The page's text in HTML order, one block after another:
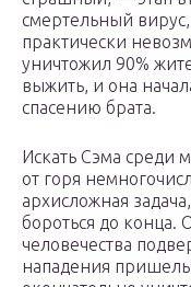
смертельный вирус,
практически
уничтожил 90%
выжить, и она
спасению брата.
Искать Сэма среди
от горя
архисложная
бороться до конца.
человечества
нападения